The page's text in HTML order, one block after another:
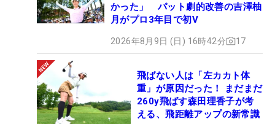
かった」 パット劇的改善の吉澤柚
月がプロ3年目で初V
2026年8月9日 (日) 16時42分 17
飛ばない人は「左カカト体
重」が原因だった！ まだまだ
260y飛ばす森田理香子が考
える、飛距離アップの新常識